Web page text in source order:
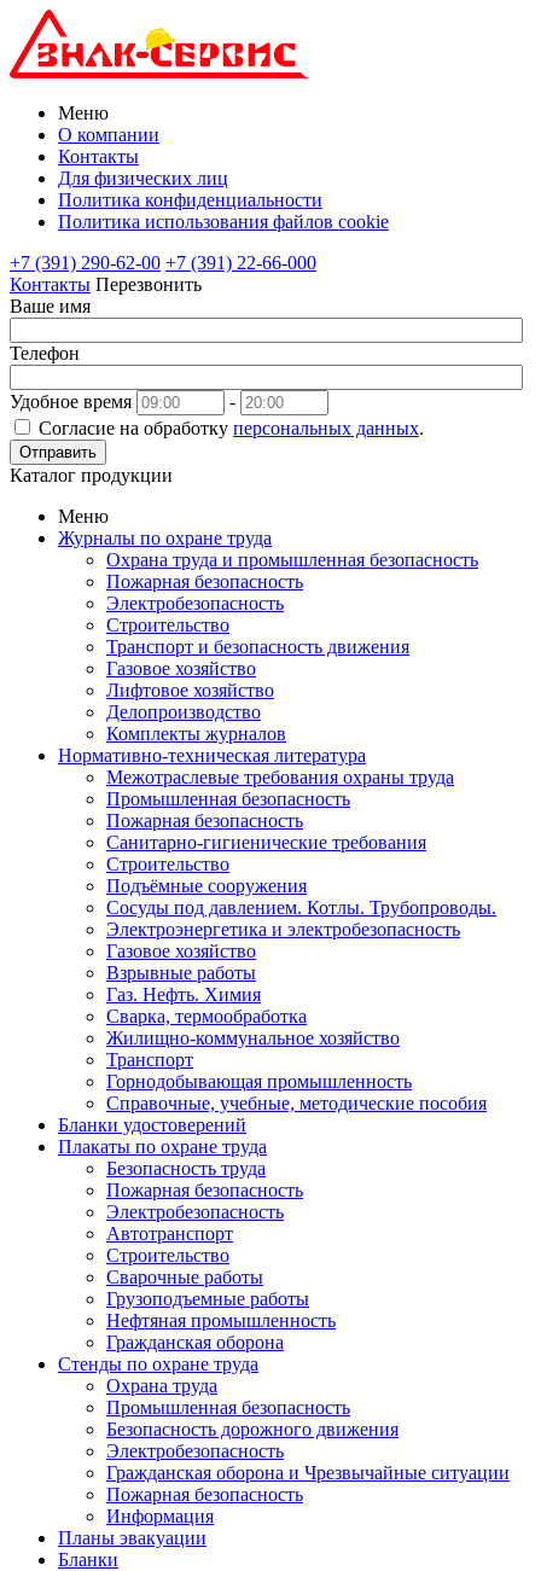
Меню
О компании
Контакты
Для физических лиц
Политика конфиденциальности
Политика использования файлов cookie
+7 (391) 290-62-00 +7 (391) 22-66-000
Контакты Перезвонить
Ваше имя
Телефон
Удобное время
-
Согласие на обработку персональных данных.
Отправить
Каталог продукции
Меню
Журналы по охране труда
Охрана труда и промышленная безопасность
Пожарная безопасность
Электробезопасность
Строительство
Транспорт и безопасность движения
Газовое хозяйство
Лифтовое хозяйство
Делопроизводство
Комплекты журналов
Нормативно-техническая литература
Межотраслевые требования охраны труда
Промышленная безопасность
Пожарная безопасность
Санитарно-гигиенические требования
Строительство
Подъёмные сооружения
Сосуды под давлением. Котлы. Трубопроводы.
Электроэнергетика и электробезопасность
Газовое хозяйство
Взрывные работы
Газ. Нефть. Химия
Сварка, термообработка
Жилищно-коммунальное хозяйство
Транспорт
Горнодобывающая промышленность
Справочные, учебные, методические пособия
Бланки удостоверений
Плакаты по охране труда
Безопасность труда
Пожарная безопасность
Электробезопасность
Автотранспорт
Строительство
Сварочные работы
Грузоподъемные работы
Нефтяная промышленность
Гражданская оборона
Стенды по охране труда
Охрана труда
Промышленная безопасность
Безопасность дорожного движения
Электробезопасность
Гражданская оборона и Чрезвычайные ситуации
Пожарная безопасность
Информация
Планы эвакуации
Бланки